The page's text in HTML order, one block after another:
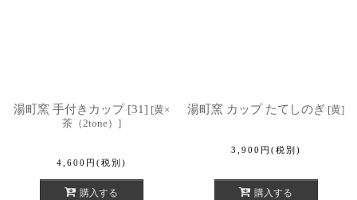
湯町窯 手付きカップ [31] [黄×
茶（2tone） ]
4,600 円 (税別)
購入する
湯町窯 カップ たてしのぎ [黄]
3,900 円 (税別)
購入する